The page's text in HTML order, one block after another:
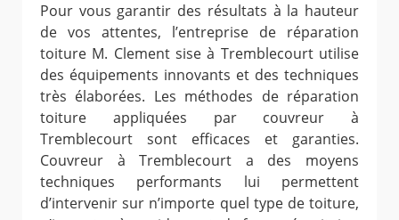
Pour vous garantir des résultats à la hauteur
de vos attentes, l’entreprise de réparation
toiture M. Clement sise à Tremblecourt utilise
des équipements innovants et des techniques
très élaborées. Les méthodes de réparation
toiture appliquées par couvreur à
Tremblecourt sont efficaces et garanties.
Couvreur à Tremblecourt a des moyens
techniques performants lui permettent
d’intervenir sur n’importe quel type de toiture,